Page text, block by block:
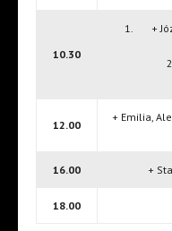
10.30
1. +
12.00
+ Emilia,
16.00 +
18.00